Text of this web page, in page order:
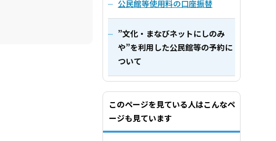
公民館等使用料の口座振替
”文化・まなびネットにしのみ
や”を利用した公民館等の予約に
ついて
このページを見ている人はこんなペ
ージも見ています